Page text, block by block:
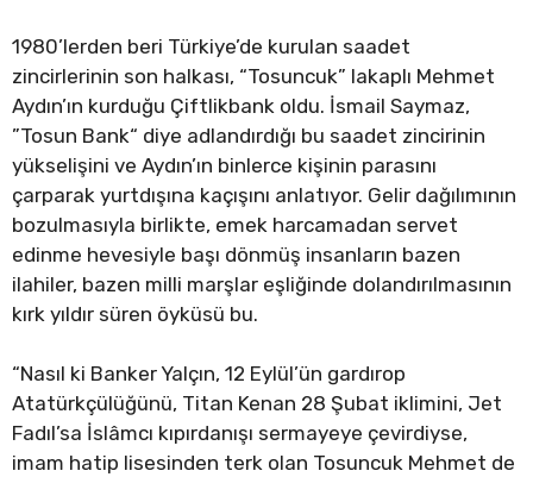
1980’lerden beri Türkiye’de kurulan saadet
zincirlerinin son halkası, “Tosuncuk” lakaplı Mehmet
Aydın’ın kurduğu Çiftlikbank oldu. İsmail Saymaz,
”Tosun Bank“ diye adlandırdığı bu saadet zincirinin
yükselişini ve Aydın’ın binlerce kişinin parasını
çarparak yurtdışına kaçışını anlatıyor. Gelir dağılımının
bozulmasıyla birlikte, emek harcamadan servet
edinme hevesiyle başı dönmüş insanların bazen
ilahiler, bazen milli marşlar eşliğinde dolandırılmasının
kırk yıldır süren öyküsü bu.
“Nasıl ki Banker Yalçın, 12 Eylül’ün gardırop
Atatürkçülüğünü, Titan Kenan 28 Şubat iklimini, Jet
Fadıl’sa İslâmcı kıpırdanışı sermayeye çevirdiyse,
imam hatip lisesinden terk olan Tosuncuk Mehmet de